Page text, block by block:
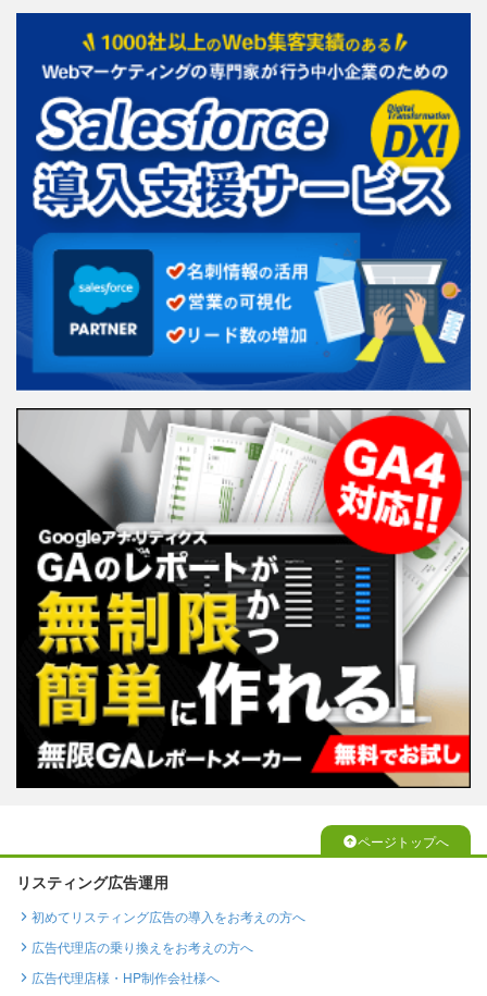
ページトップへ
リスティング広告運用
初めてリスティング広告の導入をお考えの方へ
広告代理店の乗り換えをお考えの方へ
広告代理店様・HP制作会社様へ